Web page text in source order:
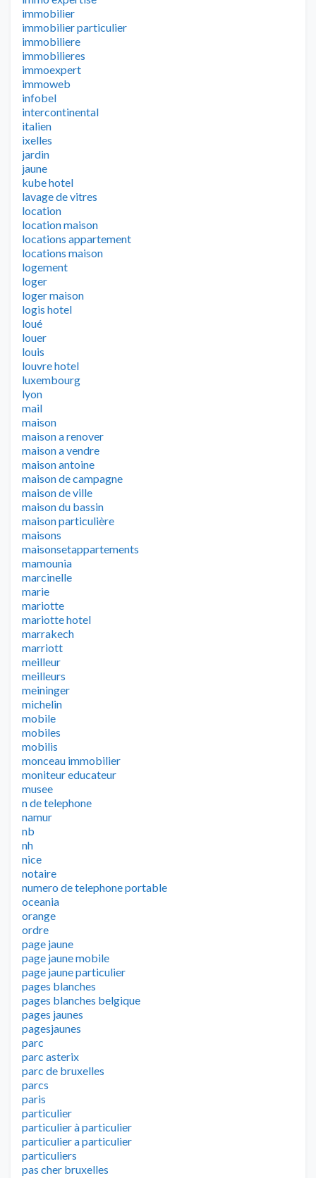
immobilier
immobilier particulier
immobiliere
immobilieres
immoexpert
immoweb
infobel
intercontinental
italien
ixelles
jardin
jaune
kube hotel
lavage de vitres
location
location maison
locations appartement
locations maison
logement
loger
loger maison
logis hotel
loué
louer
louis
louvre hotel
luxembourg
lyon
mail
maison
maison a renover
maison a vendre
maison antoine
maison de campagne
maison de ville
maison du bassin
maison particulière
maisons
maisonsetappartements
mamounia
marcinelle
marie
mariotte
mariotte hotel
marrakech
marriott
meilleur
meilleurs
meininger
michelin
mobile
mobiles
mobilis
monceau immobilier
moniteur educateur
musee
n de telephone
namur
nb
nh
nice
notaire
numero de telephone portable
oceania
orange
ordre
page jaune
page jaune mobile
page jaune particulier
pages blanches
pages blanches belgique
pages jaunes
pagesjaunes
parc
parc asterix
parc de bruxelles
parcs
paris
particulier
particulier à particulier
particulier a particulier
particuliers
pas cher bruxelles